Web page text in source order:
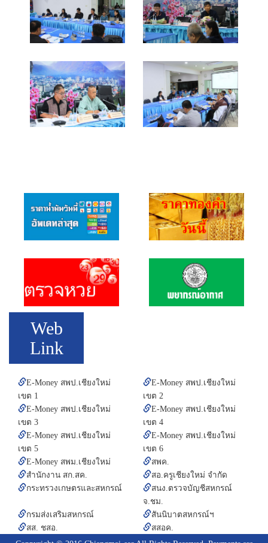
Web
Link
E-Money สพป.เชียงใหม่
เขต 1
E-Money สพป.เชียงใหม่
เขต 2
E-Money สพป.เชียงใหม่
เขต 3
E-Money สพป.เชียงใหม่
เขต 4
E-Money สพป.เชียงใหม่
เขต 5
E-Money สพป.เชียงใหม่
เขต 6
E-Money สพม.เชียงใหม่
สพค.
สำนักงาน สก.สค.
สอ.ครูเชียงใหม่ จำกัด
กระทรวงเกษตรและสหกรณ์
สนง.ตรวจบัญชีสหกรณ์
จ.ชม.
กรมส่งเสริมสหกรณ์
สันนิบาตสหกรณ์ฯ
สส. ชสอ.
สสอค.